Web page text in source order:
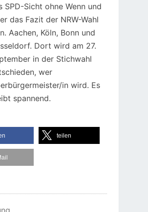
SPD-Sicht ohne Wenn und
das Fazit der NRW-Wahl
Aachen, Köln, Bonn und
Dort wird am 27.
in der Stichwahl
wer
in wird. Es
spannend.
teilen